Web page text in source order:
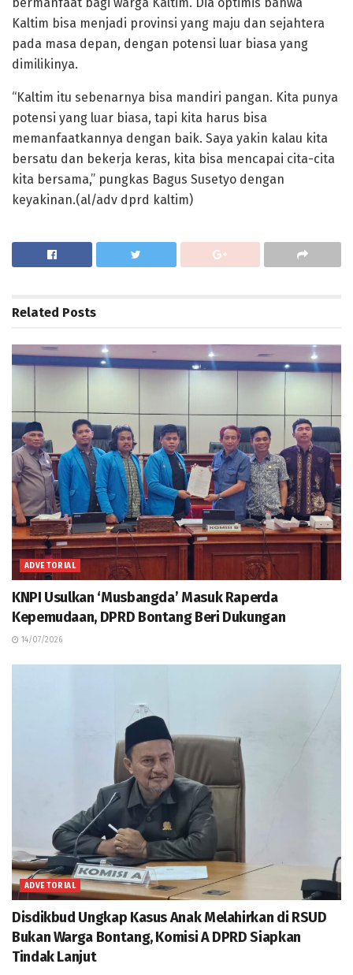
Kaltim bisa menjadi provinsi yang maju dan sejahtera
pada masa depan, dengan potensi luar biasa yang
dimilikinya.
“Kaltim itu sebenarnya bisa mandiri pangan. Kita punya
potensi yang luar biasa, tapi kita harus bisa
memanfaatkannya dengan baik. Saya yakin kalau kita
bersatu dan bekerja keras, kita bisa mencapai cita-cita
kita bersama,” pungkas Bagus Susetyo dengan
keyakinan.(al/adv dprd kaltim)
Related Posts
ADVETORIAL
KNPI Usulkan ‘Musbangda’ Masuk Raperda
Kepemudaan, DPRD Bontang Beri Dukungan
14/07/2026
ADVETORIAL
Disdikbud Ungkap Kasus Anak Melahirkan di RSUD
Bukan Warga Bontang, Komisi A DPRD Siapkan
Tindak Lanjut